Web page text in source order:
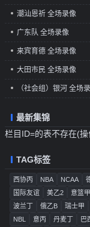
潮汕恩祈 全场录像
广东队 全场录像
来宾育德 全场录像
大田市民 全场录像
（社会组）银河 全场
最新集锦
栏目ID=的表不存在(
TAG标签
西协丙 NBA NCAA
国际友谊
美乙2 意篮甲
波兰丁
俄乙B 瑞士甲
NBL
意丙 丹麦丁 巴